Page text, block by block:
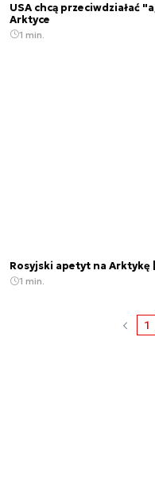
USA chcą przeciwdziałać
Arktyce
1 min.
Rosyjski apetyt na Arktykę
1 min.
1